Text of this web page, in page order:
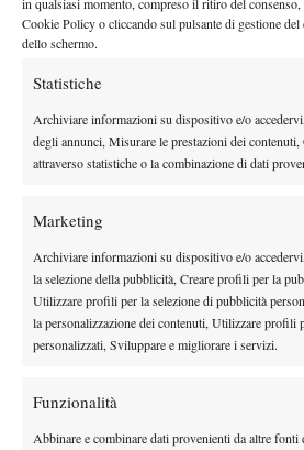
Cookie Policy o cliccando sul pulsante di gestione
dello schermo.
Statistiche
Archiviare informazioni su dispositivo e/o
degli annunci, Misurare le prestazioni dei
attraverso statistiche o la combinazione di dati
Marketing
Archiviare informazioni su dispositivo e/o
la selezione della pubblicità, Creare profili per la
Utilizzare profili per la selezione di pubblicità
la personalizzazione dei contenuti, Utilizzare profili
personalizzati, Sviluppare e migliorare i servizi.
Funzionalità
Abbinare e combinare dati provenienti da altre fonti
“La mia passione per il tennis nacque
con mia mamma una pallina da tennis è
macchina e ho iniziato così. Per quanto
vorrei essere la Clijsters 2.”
Essendo tu molto giovane, al momento
solamente al tennis o fai anche altre
concentro solo sul tennis.”